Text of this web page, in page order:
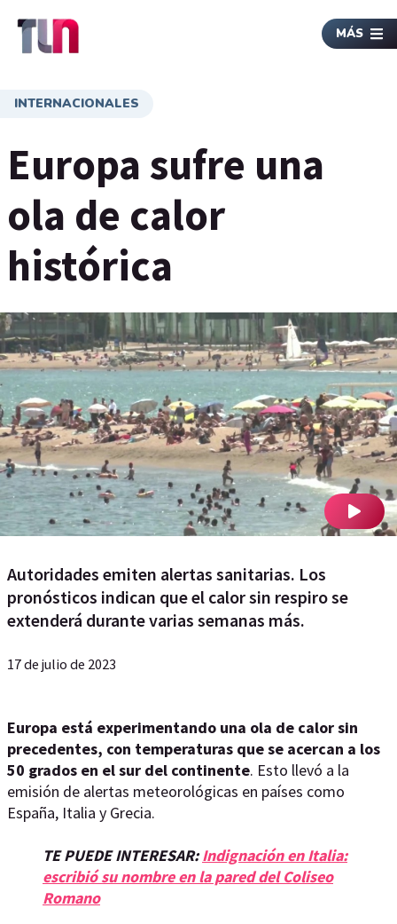
MÁS
INTERNACIONALES
Europa sufre una
ola de calor
histórica
Autoridades emiten alertas sanitarias. Los
pronósticos indican que el calor sin respiro se
extenderá durante varias semanas más.
17 de julio de 2023
Europa está experimentando una ola de calor sin
precedentes, con temperaturas que se acercan a los
50 grados en el sur del continente. Esto llevó a la
emisión de alertas meteorológicas en países como
España, Italia y Grecia.
TE PUEDE INTERESAR:Indignación en Italia:
escribió su nombre en la pared del Coliseo
Romano